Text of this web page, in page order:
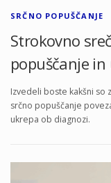
SRČNO POPUŠČANJE
Strokovno
popuščanje
Izvedeli boste kakšni so
srčno popuščanje
ukrepa ob diagnozi.